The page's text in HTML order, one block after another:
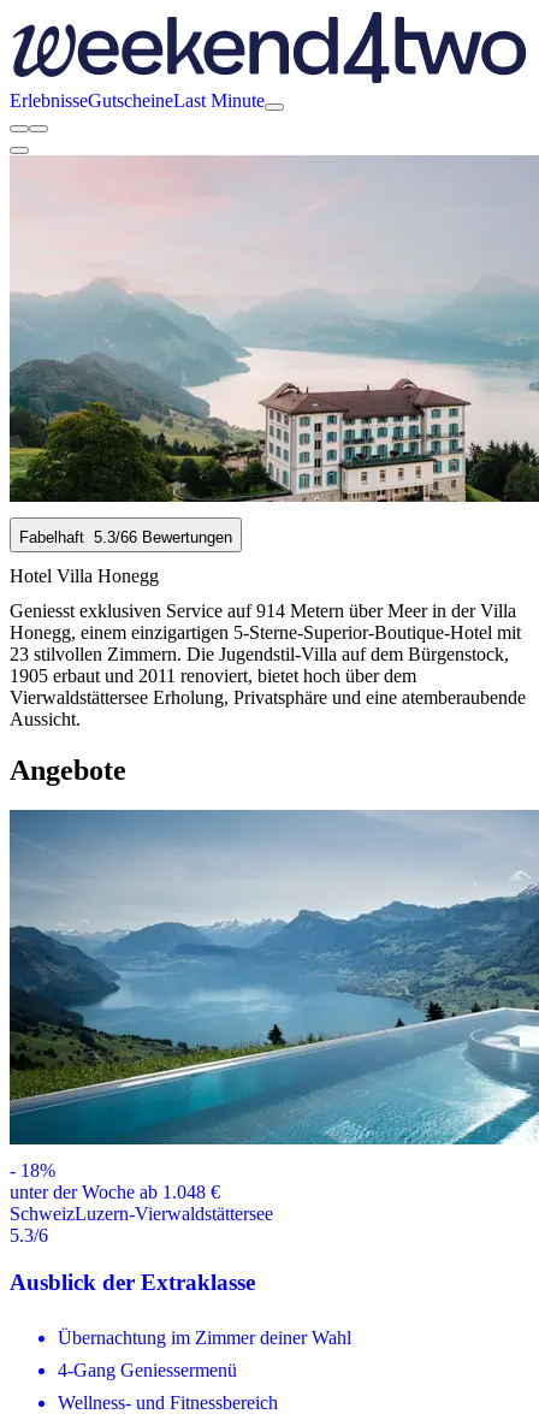
ErlebnisseGutscheineLast Minute
Fabelhaft 5.3/66 Bewertungen
Hotel Villa Honegg
Geniesst exklusiven Service auf 914 Metern über Meer in der Villa
Honegg, einem einzigartigen 5-Sterne-Superior-Boutique-Hotel mit
23 stilvollen Zimmern. Die Jugendstil-Villa auf dem Bürgenstock,
1905 erbaut und 2011 renoviert, bietet hoch über dem
Vierwaldstättersee Erholung, Privatsphäre und eine atemberaubende
Aussicht.
Angebote
- 18%
unter der Woche ab 1.048 €
SchweizLuzern-Vierwaldstättersee
5.3/6
Ausblick der Extraklasse
Übernachtung im Zimmer deiner Wahl
4-Gang Geniessermenü
Wellness- und Fitnessbereich